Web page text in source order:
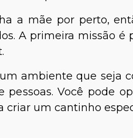
a mãe por perto,
A primeira missão
ambiente que seja
pessoas. Você pode
criar um cantinho